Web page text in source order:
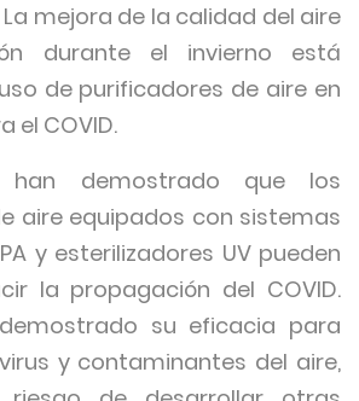
mejora de la calidad del aire
durante el invierno está
de purificadores de aire en
el COVID.
han demostrado que los
aire equipados con sistemas
y esterilizadores UV pueden
la propagación del COVID.
su eficacia para
y contaminantes del aire,